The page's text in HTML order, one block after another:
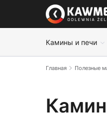
Камины и печи
Главная Полезные
Галерея